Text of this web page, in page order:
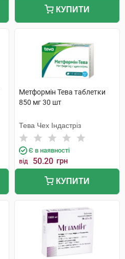
КУПИТИ
Метформін Тева таблетки
850 мг 30 шт
Тева Чех Індастріз
Є в наявності
від 50.20 грн
КУПИТИ